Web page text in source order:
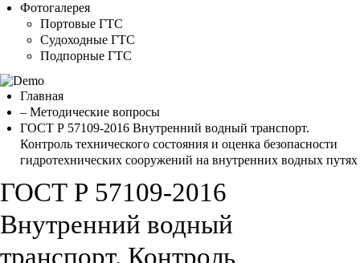
Фотогалерея
Портовые ГТС
Судоходные ГТС
Подпорные ГТС
Главная
– Методические вопросы
ГОСТ Р 57109-2016 Внутренний водный транспорт.
Контроль технического состояния и оценка безопасности
гидротехнических сооружений на внутренних водных путях
ГОСТ Р 57109-2016
Внутренний водный
транспорт. Контроль